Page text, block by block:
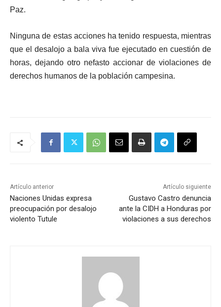
Paz.
Ninguna de estas acciones ha tenido respuesta, mientras
que el desalojo a bala viva fue ejecutado en cuestión de
horas, dejando otro nefasto accionar de violaciones de
derechos humanos de la población campesina.
Artículo anterior
Naciones Unidas expresa
preocupación por desalojo
violento Tutule
Artículo siguiente
Gustavo Castro denuncia
ante la CIDH a Honduras por
violaciones a sus derechos